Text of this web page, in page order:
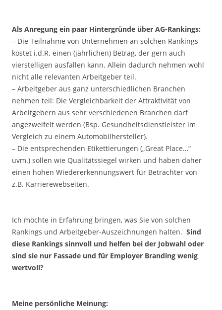
Als Anregung ein paar Hintergründe über AG-Rankings:
– Die Teilnahme von Unternehmen an solchen Rankings
kostet i.d.R. einen (jährlichen) Betrag, der gern auch
vierstelligen ausfallen kann. Allein dadurch nehmen wohl
nicht alle relevanten Arbeitgeber teil.
– Arbeitgeber aus ganz unterschiedlichen Branchen
nehmen teil: Die Vergleichbarkeit der Attraktivität von
Arbeitgebern aus sehr verschiedenen Branchen darf
angezweifelt werden (Bsp. Gesundheitsdienstleister im
Vergleich zu einem Automobilhersteller).
– Die entsprechenden Etikettierungen („Great Place…“
uvm.) sollen wie Qualitätssiegel wirken und haben daher
einen hohen Wiedererkennungswert für Betrachter von
z.B. Karrierewebseiten.
Ich möchte in Erfahrung bringen, was Sie von solchen
Rankings und Arbeitgeber-Auszeichnungen halten. Sind
diese Rankings sinnvoll und helfen bei der Jobwahl oder
sind sie nur Fassade und für Employer Branding wenig
wertvoll?
Meine persönliche Meinung: